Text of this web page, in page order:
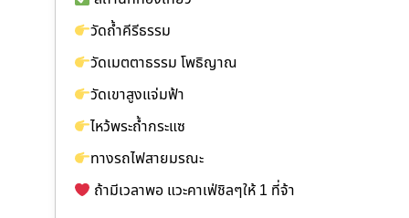
วัดถ้ำคีรีธรรม
วัดเมตตาธรรม โพธิญาณ
วัดเขาสูงแจ่มฟ้า
ไหว้พระถ้ำกระแซ
ทางรถไฟสายมรณะ
ถ้ามีเวลาพอ แวะคาเฟ่ชิลๆให้ 1 ที่จ้า